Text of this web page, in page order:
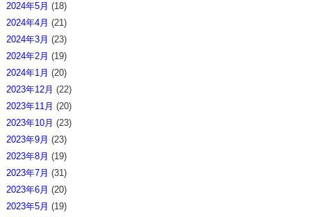
2024年5月 (18)
2024年4月 (21)
2024年3月 (23)
2024年2月 (19)
2024年1月 (20)
2023年12月 (22)
2023年11月 (20)
2023年10月 (23)
2023年9月 (23)
2023年8月 (19)
2023年7月 (31)
2023年6月 (20)
2023年5月 (19)